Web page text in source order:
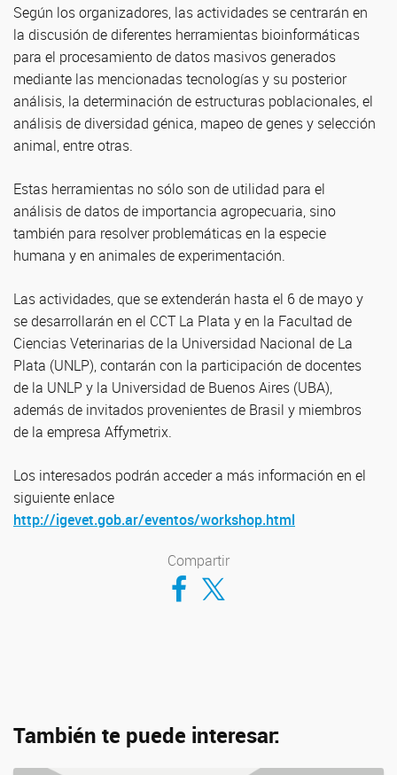
Según los organizadores, las actividades se centrarán en
la discusión de diferentes herramientas bioinformáticas
para el procesamiento de datos masivos generados
mediante las mencionadas tecnologías y su posterior
análisis, la determinación de estructuras poblacionales, el
análisis de diversidad génica, mapeo de genes y selección
animal, entre otras.
Estas herramientas no sólo son de utilidad para el
análisis de datos de importancia agropecuaria, sino
también para resolver problemáticas en la especie
humana y en animales de experimentación.
Las actividades, que se extenderán hasta el 6 de mayo y
se desarrollarán en el CCT La Plata y en la Facultad de
Ciencias Veterinarias de la Universidad Nacional de La
Plata (UNLP), contarán con la participación de docentes
de la UNLP y la Universidad de Buenos Aires (UBA),
además de invitados provenientes de Brasil y miembros
de la empresa Affymetrix.
Los interesados podrán acceder a más información en el
siguiente enlace
http://igevet.gob.ar/eventos/workshop.html
Compartir
Compartir en Facebook
Compartir en Twitter
También te puede interesar: